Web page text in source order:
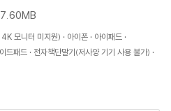
모니터 미지원) 아이폰
아이패드
드패드
전자책단말기(저사양 기기 사용 불가)